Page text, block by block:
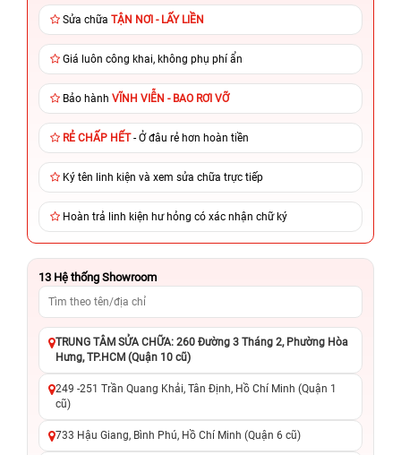
Sửa chữa TẬN NƠI - LẤY LIỀN
Giá luôn công khai, không phụ phí ẩn
Bảo hành VĨNH VIỄN - BAO RƠI VỠ
RẺ CHẤP HẾT- Ở đâu rẻ hơn hoàn tiền
Ký tên linh kiện và xem sửa chữa trực tiếp
Hoàn trả linh kiện hư hỏng có xác nhận chữ ký
13 Hệ thống Showroom
TRUNG TÂM SỬA CHỮA: 260 Đường 3 Tháng 2, Phường Hòa
Hưng, TP.HCM (Quận 10 cũ)
249 -251 Trần Quang Khải, Tân Định, Hồ Chí Minh (Quận 1
cũ)
733 Hậu Giang, Bình Phú, Hồ Chí Minh (Quận 6 cũ)